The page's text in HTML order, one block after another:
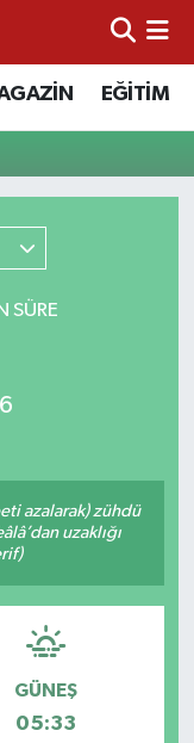
EĞİTİM
SÜRE
azalarak) zühdü
uzaklığı
GÜNEŞ
05:33